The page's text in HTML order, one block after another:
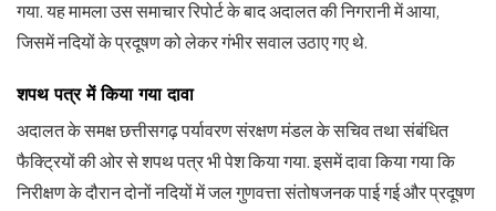
गया. यह मामला उस समाचार रिपोर्ट के बाद अदालत की निगरानी में आया,
जिसमें नदियों के प्रदूषण को लेकर गंभीर सवाल उठाए गए थे.
शपथ पत्र में किया गया दावा
अदालत के समक्ष छत्तीसगढ़ पर्यावरण संरक्षण मंडल के सचिव तथा संबंधित
फैक्ट्रियों की ओर से शपथ पत्र भी पेश किया गया. इसमें दावा किया गया कि
निरीक्षण के दौरान दोनों नदियों में जल गुणवत्ता संतोषजनक पाई गई और प्रदूषण